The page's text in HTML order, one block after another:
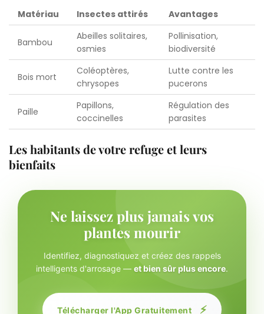
Matériau Insectes attirés Avantages
Bambou
Abeilles solitaires,
osmies
Pollinisation,
biodiversité
Bois mort
Coléoptères,
chrysopes
Lutte contre les
pucerons
Paille
Papillons,
coccinelles
Régulation des
parasites
Les habitants de votre refuge et leurs
bienfaits
Ne laissez plus jamais vos
plantes mourir
Identifiez, diagnostiquez et créez des rappels
intelligents d'arrosage — et bien sûr plus encore.
Télécharger l'App Gratuitement ⚡